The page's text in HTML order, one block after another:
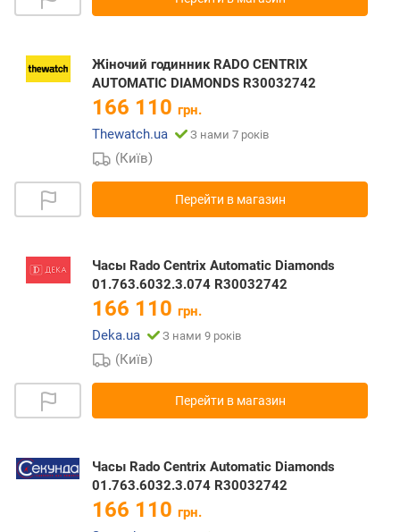
Жіночий годинник RADO CENTRIX
AUTOMATIC DIAMONDS R30032742
166 110 грн.
Thewatch.ua
З нами 7 років
(Київ)
Перейти в магазин
Часы Rado Centrix Automatic Diamonds
01.763.6032.3.074 R30032742
166 110 грн.
Deka.ua
З нами 9 років
(Київ)
Перейти в магазин
Часы Rado Centrix Automatic Diamonds
01.763.6032.3.074 R30032742
166 110 грн.